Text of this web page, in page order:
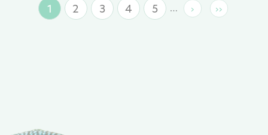
Page
1 Page
2 Page
3 Page
4 Page
5 …
Page
›
Dernière
››